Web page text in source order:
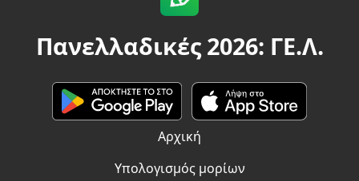
Πανελλαδικές 2026: ΓΕ.Λ.
Αρχική
Υπολογισμός μορίων